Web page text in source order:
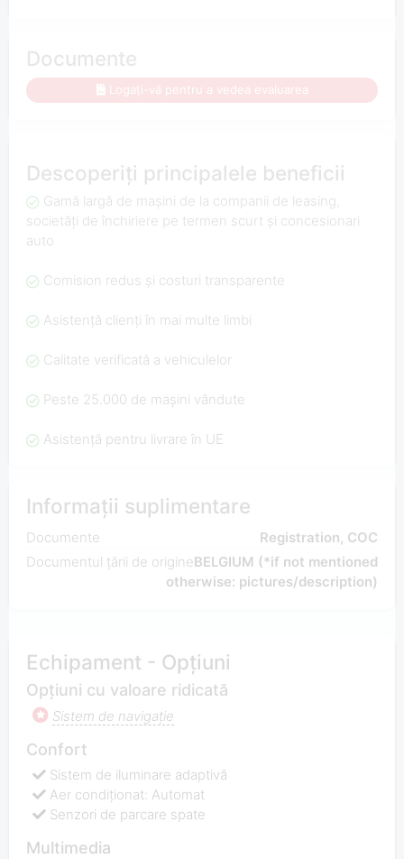
Documente
Logați-vă pentru a vedea evaluarea
Descoperiți principalele beneficii
Gamă largă de mașini de la companii de leasing,
societăți de închiriere pe termen scurt și concesionari
auto
Comision redus și costuri transparente
Asistență clienți în mai multe limbi
Calitate verificată a vehiculelor
Peste 25.000 de mașini vândute
Asistență pentru livrare în UE
Informații suplimentare
Documente
Registration, COC
Documentul țării de origineBELGIUM (*if not mentioned
otherwise: pictures/description)
Echipament - Opțiuni
Opțiuni cu valoare ridicată
Sistem de navigaţie
Confort
Sistem de iluminare adaptivă
Aer condiționat: Automat
Senzori de parcare spate
Multimedia